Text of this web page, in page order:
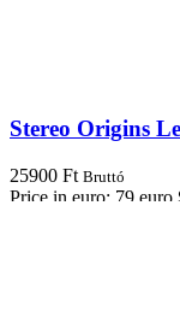
Stereo Origins
25900 Ft Bruttó
Price in euro: 79 euro